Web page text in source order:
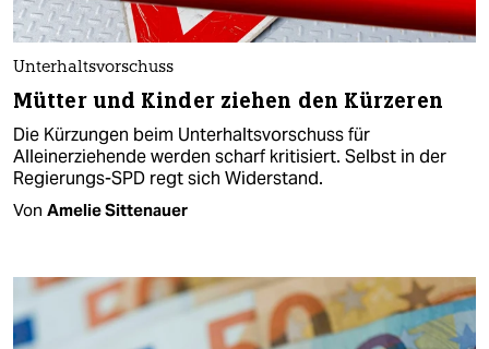
Unterhaltsvorschuss
Mütter und Kinder ziehen den Kürzeren
Die Kürzungen beim Unterhaltsvorschuss für
Alleinerziehende werden scharf kritisiert. Selbst in der
Regierungs-SPD regt sich Widerstand.
Von Amelie Sittenauer